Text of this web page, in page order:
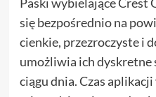
się bezpośrednio na
cienkie, przezroczyste i
umożliwia ich
ciągu dnia. Czas